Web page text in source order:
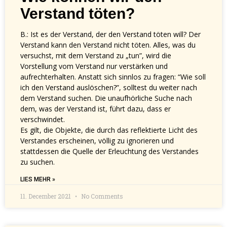
Verstand töten?
B.: Ist es der Verstand, der den Verstand töten will? Der
Verstand kann den Verstand nicht töten. Alles, was du
versuchst, mit dem Verstand zu „tun”, wird die
Vorstellung vom Verstand nur verstärken und
aufrechterhalten. Anstatt sich sinnlos zu fragen: “Wie soll
ich den Verstand auslöschen?”, solltest du weiter nach
dem Verstand suchen. Die unaufhörliche Suche nach
dem, was der Verstand ist, führt dazu, dass er
verschwindet.
Es gilt, die Objekte, die durch das reflektierte Licht des
Verstandes erscheinen, völlig zu ignorieren und
stattdessen die Quelle der Erleuchtung des Verstandes
zu suchen.
LIES MEHR »
11. December 2021 No Comments